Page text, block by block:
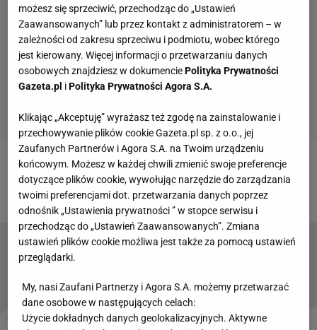
Zobacz wideo"Wokół kadry Sousy zrobiło się
spokojniej. Te mecze trzeba wygrać"
Jan Tomaszewski żąda natychmiastowego
zwolnienia Paulo Sousy. "Zrozum pan"
możesz się sprzeciwić, przechodząc do „Ustawień
Zaawansowanych” lub przez kontakt z administratorem – w
zależności od zakresu sprzeciwu i podmiotu, wobec którego
jest kierowany. Więcej informacji o przetwarzaniu danych
osobowych znajdziesz w dokumenciePolityka Prywatności
Gazeta.pl iPolityka Prywatności Agora S.A.
Klikając „Akceptuję” wyrażasz też zgodę na zainstalowanie i
przechowywanie plików cookie Gazeta.pl sp. z o.o., jej
Zaufanych Partnerów i Agora S.A. na Twoim urządzeniu
końcowym. Możesz w każdej chwili zmienić swoje preferencje
dotyczące plików cookie, wywołując narzędzie do zarządzania
twoimi preferencjami dot. przetwarzania danych poprzez
odnośnik „Ustawienia prywatności ” w stopce serwisu i
przechodząc do „Ustawień Zaawansowanych”. Zmiana
ustawień plików cookie możliwa jest także za pomocą ustawień
przeglądarki.
My, nasi Zaufani Partnerzy i Agora S.A. możemy przetwarzać
dane osobowe w następujących celach:
Użycie dokładnych danych geolokalizacyjnych. Aktywne